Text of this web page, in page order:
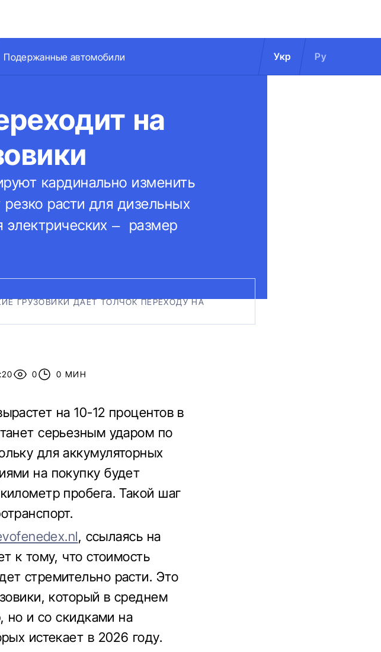
Подержанные автомобили Укр Ру
на
кардинально изменить
расти для дизельных
электрических – размер
ГРУЗОВИКИ ДАЕТ ТОЛЧОК ПЕРЕХОДУ НА
0 0 МИН
на 10-12 процентов в
серьезным ударом по
для аккумуляторных
на покупку будет
пробега. Такой шаг
, ссылаясь на
к тому, что стоимость
стремительно расти. Это
который в среднем
но и со скидками на
истекает в 2026 году.